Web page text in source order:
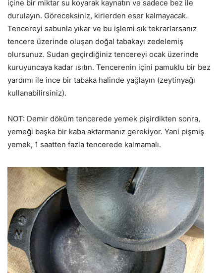
içine bir miktar su koyarak kaynatın ve sadece bez ile
durulayın. Göreceksiniz, kirlerden eser kalmayacak.
Tencereyi sabunla yıkar ve bu işlemi sık tekrarlarsanız
tencere üzerinde oluşan doğal tabakayı zedelemiş
olursunuz. Sudan geçirdiğiniz tencereyi ocak üzerinde
kuruyuncaya kadar ısıtın. Tencerenin içini pamuklu bir bez
yardımı ile ince bir tabaka halinde yağlayın (zeytinyağı
kullanabilirsiniz).
NOT: Demir döküm tencerede yemek pişirdikten sonra,
yemeği başka bir kaba aktarmanız gerekiyor. Yani pişmiş
yemek, 1 saatten fazla tencerede kalmamalı.